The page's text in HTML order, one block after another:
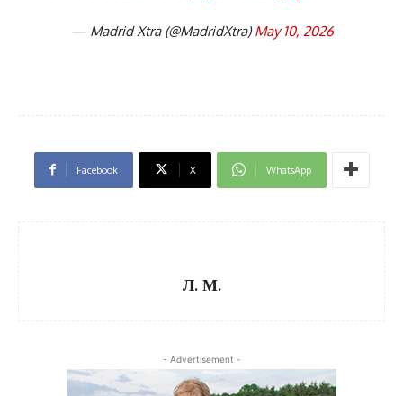
— Madrid Xtra (@MadridXtra)May 10, 2026
Facebook X WhatsApp
Л. М.
- Advertisement -